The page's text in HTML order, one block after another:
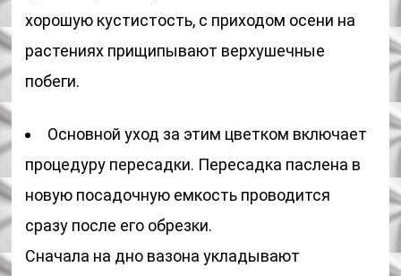
хорошую кустистость, с приходом осени на
растениях прищипывают верхушечные
побеги.
Основной уход за этим цветком включает
процедуру пересадки. Пересадка паслена в
новую посадочную емкость проводится
сразу после его обрезки.
Сначала на дно вазона укладывают